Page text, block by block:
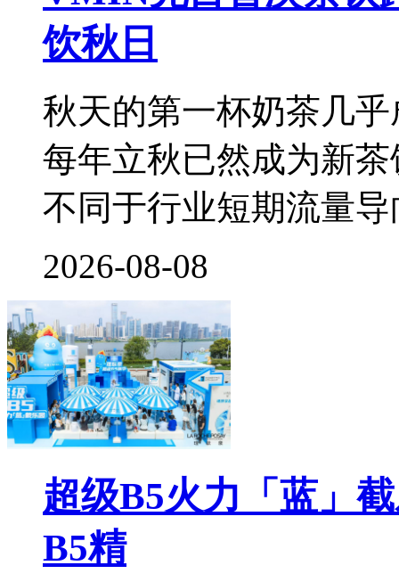
饮秋日
秋天的第一杯奶茶几
每年立秋已然成为新
不同于行业短期流量
2026-08-08
超级B5火力「蓝」
B5精